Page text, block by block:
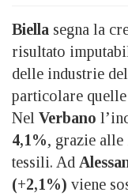
Biella segna la
risultato
delle industrie
particolare
Nel Verbano
4,1%, grazie alle
tessili. Ad
(+2,1%) viene